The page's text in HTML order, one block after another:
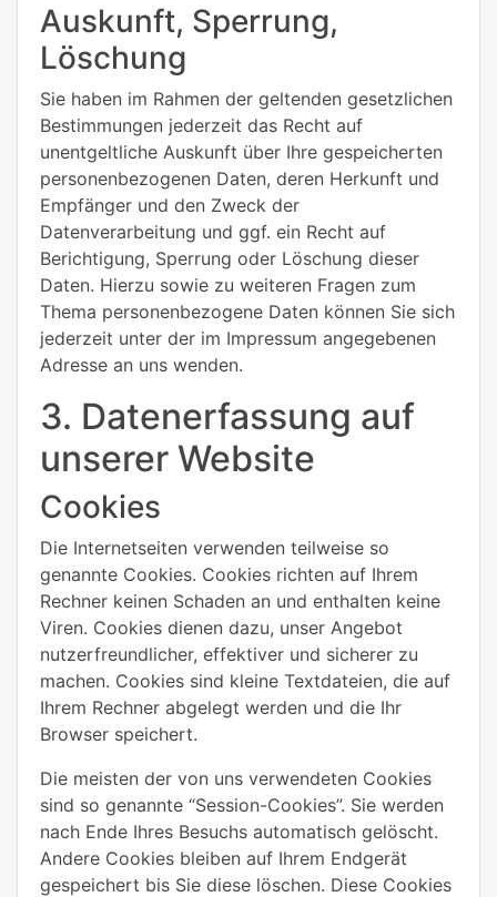
Auskunft, Sperrung,
Löschung
Sie haben im Rahmen der geltenden gesetzlichen
Bestimmungen jederzeit das Recht auf
unentgeltliche Auskunft über Ihre gespeicherten
personenbezogenen Daten, deren Herkunft und
Empfänger und den Zweck der
Datenverarbeitung und ggf. ein Recht auf
Berichtigung, Sperrung oder Löschung dieser
Daten. Hierzu sowie zu weiteren Fragen zum
Thema personenbezogene Daten können Sie sich
jederzeit unter der im Impressum angegebenen
Adresse an uns wenden.
3. Datenerfassung auf
unserer Website
Cookies
Die Internetseiten verwenden teilweise so
genannte Cookies. Cookies richten auf Ihrem
Rechner keinen Schaden an und enthalten keine
Viren. Cookies dienen dazu, unser Angebot
nutzerfreundlicher, effektiver und sicherer zu
machen. Cookies sind kleine Textdateien, die auf
Ihrem Rechner abgelegt werden und die Ihr
Browser speichert.
Die meisten der von uns verwendeten Cookies
sind so genannte “Session-Cookies”. Sie werden
nach Ende Ihres Besuchs automatisch gelöscht.
Andere Cookies bleiben auf Ihrem Endgerät
gespeichert bis Sie diese löschen. Diese Cookies